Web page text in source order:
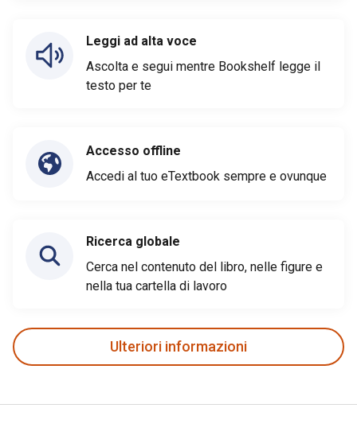
Leggi ad alta voce
Ascolta e segui mentre Bookshelf legge il
testo per te
Accesso offline
Accedi al tuo eTextbook sempre e ovunque
Ricerca globale
Cerca nel contenuto del libro, nelle figure e
nella tua cartella di lavoro
Ulteriori informazioni